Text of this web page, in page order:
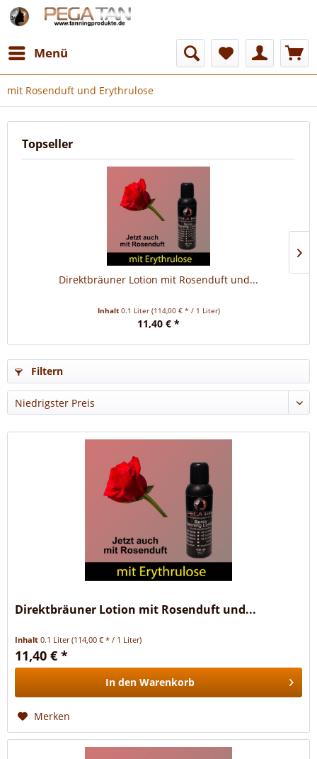
Menü
mit Rosenduft und Erythrulose
Topseller
Direktbräuner Lotion mit Rosenduft und...
Inhalt 0.1 Liter (114,00 € * / 1 Liter)
11,40 € *
Filtern
Direktbräuner Lotion mit Rosenduft und...
Inhalt0.1 Liter(114,00 € * / 1 Liter)
11,40 € *
In den Warenkorb
Merken